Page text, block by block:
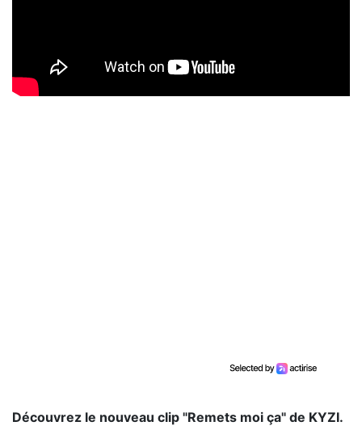
Découvrez le nouveau clip "Remets moi ça" de KYZI.